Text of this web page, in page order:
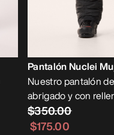
Pantalón Nuclei
Nuestro pantalón
abrigado y con
$350.00
$175.00